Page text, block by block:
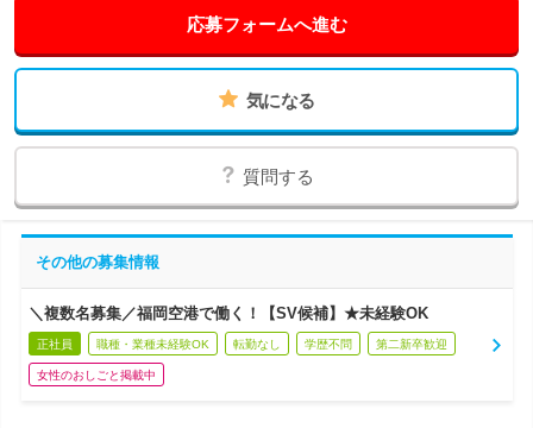
応募フォームへ進む
気になる
質問する
その他の募集情報
＼複数名募集／福岡空港で働く！【SV候補】★未経験OK
正社員 職種・業種未経験OK 転勤なし 学歴不問 第二新卒歓迎
女性のおしごと掲載中